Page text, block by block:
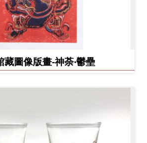
藏圖像版畫-神荼‧鬱壘